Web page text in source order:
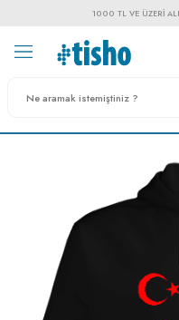
1000 TL VE ÜZERI